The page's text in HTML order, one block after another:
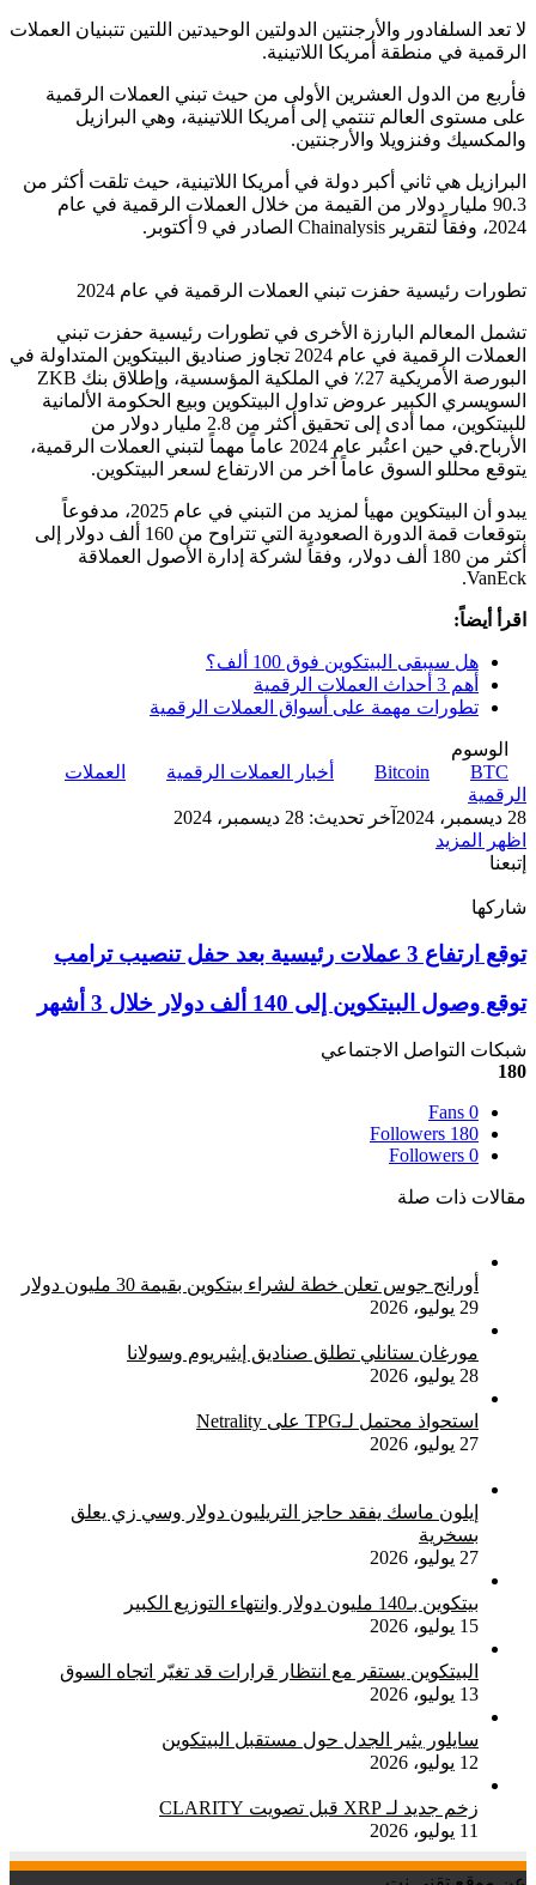
لا تعد السلفادور والأرجنتين الدولتين الوحيدتين اللتين تتبنيان العملات
الرقمية في منطقة أمريكا اللاتينية.
فأربع من الدول العشرين الأولى من حيث تبني العملات الرقمية
على مستوى العالم تنتمي إلى أمريكا اللاتينية، وهي البرازيل
والمكسيك وفنزويلا والأرجنتين.
البرازيل هي ثاني أكبر دولة في أمريكا اللاتينية، حيث تلقت أكثر من
90.3 مليار دولار من القيمة من خلال العملات الرقمية في عام
2024، وفقاً لتقرير Chainalysis الصادر في 9 أكتوبر.
تطورات رئيسية حفزت تبني العملات الرقمية في عام 2024
تشمل المعالم البارزة الأخرى في تطورات رئيسية حفزت تبني
العملات الرقمية في عام 2024 تجاوز صناديق البيتكوين المتداولة في
البورصة الأمريكية 27٪ في الملكية المؤسسية، وإطلاق بنك ZKB
السويسري الكبير عروض تداول البيتكوين وبيع الحكومة الألمانية
للبيتكوين، مما أدى إلى تحقيق أكثر من 2.8 مليار دولار من
الأرباح.في حين اعتُبر عام 2024 عاماً مهماً لتبني العملات الرقمية،
يتوقع محللو السوق عاماً آخر من الارتفاع لسعر البيتكوين.
يبدو أن البيتكوين مهيأ لمزيد من التبني في عام 2025، مدفوعاً
بتوقعات قمة الدورة الصعودية التي تتراوح من 160 ألف دولار إلى
أكثر من 180 ألف دولار، وفقاً لشركة إدارة الأصول العملاقة
VanEck.
اقرأ أيضاً:
هل سيبقى البيتكوين فوق 100 ألف؟
أهم 3 أحداث العملات الرقمية
تطورات مهمة على أسواق العملات الرقمية
الوسوم
Bitcoin
BTC أخبار العملات الرقمية
العملات
الرقمية
28 ديسمبر، 2024
آخر تحديث: 28 ديسمبر، 2024
اظهر المزيد
إتبعنا
شاركها
توقع
ارتفاع
3
عملات
رئيسية
بعد
تنصيب
ترامب
توقع ارتفاع 3 عملات رئيسية بعد حفل تنصيب ترامب
توقع
وصول
البيتكوين
إلى
ألف
دولار
خلال
أشهر
توقع وصول البيتكوين إلى 140 ألف دولار خلال 3 أشهر
شبكات التواصل الاجتماعي
180
0
Fans
180
Followers
0
Followers
مقالات ذات صلة
أورانج جوس تعلن خطة لشراء بيتكوين بقيمة 30 مليون دولار
29 يوليو، 2026
مورغان ستانلي تطلق صناديق إيثيريوم وسولانا
28 يوليو، 2026
استحواذ محتمل لـTPG على Netrality
27 يوليو، 2026
إيلون ماسك يفقد حاجز التريليون دولار وسي زي يعلق
بسخرية
27 يوليو، 2026
بيتكوين بـ140 مليون دولار وانتهاء التوزيع الكبير
15 يوليو، 2026
البيتكوين يستقر مع انتظار قرارات قد تغيّر اتجاه السوق
13 يوليو، 2026
سايلور يثير الجدل حول مستقبل البيتكوين
12 يوليو، 2026
زخم جديد لـ XRP قبل تصويت CLARITY
11 يوليو، 2026